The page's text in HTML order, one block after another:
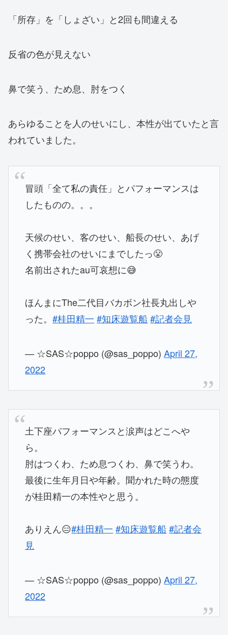
「所存」を「しょざい」と2回も間違える
反省の色が見えない
鼻で笑う、ため息、肘をつく
あらゆることを人のせいにし、本性が出ていたと言
われていました。
冒頭「全て私の責任」とパフォーマンスは
したものの。。。
天候のせい、客のせい、船長のせい、あげ
く携帯会社のせいにまでしたっ😤
名前出されたau可哀想に😅
ほんまにThe二代目バカボン社長丸出しや
った。#桂田精一 #知床遊覧船 #記者会見
— ☆SAS☆poppo (@sas_poppo)April 27,
2022
土下座パフォーマンスと涙声はどこへや
ら。
肘はつくわ、ため息つくわ、鼻で笑うわ。
最後に生年月日や年齢。聞かれた時の態度
が桂田精一の本性やと思う。
ありえん😑#桂田精一 #知床遊覧船 #記者会
見
— ☆SAS☆poppo (@sas_poppo)April 27,
2022